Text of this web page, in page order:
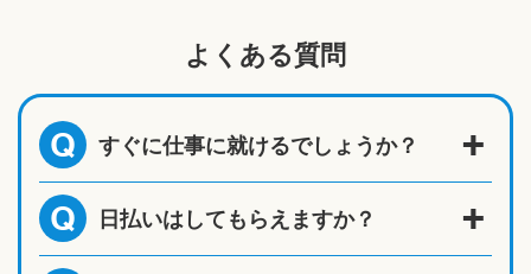
よくある質問
Q すぐに仕事に就けるでしょうか？
Q 日払いはしてもらえますか？